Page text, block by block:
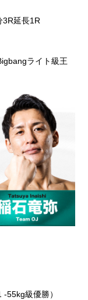
延長1R
ライト級王
55kg級優勝）